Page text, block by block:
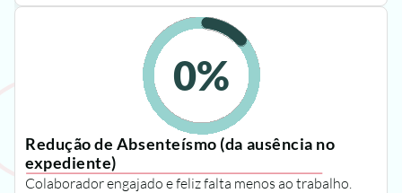
0%
Redução de Absenteísmo (da ausência no
expediente)
Colaborador engajado e feliz falta menos ao trabalho.